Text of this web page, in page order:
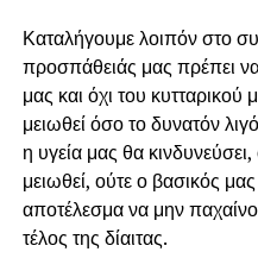
Καταλήγουμε λοιπόν στο
προσπάθειάς μας πρέπει
μας και όχι του
μειωθεί όσο το δυνατόν
η υγεία μας θα
μειωθεί, ούτε ο βασικός
αποτέλεσμα να μην
τέλος της δίαιτας.